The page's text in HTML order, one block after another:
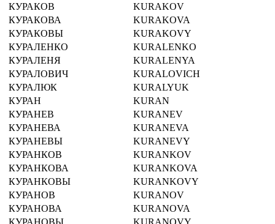
КУРАКОВ
KURAKOV
КУРАКОВА
KURAKOVA
КУРАКОВЫ
KURAKOVY
КУРАЛЕНКО
KURALENKO
КУРАЛЕНЯ
KURALENYA
КУРАЛОВИЧ
KURALOVICH
КУРАЛЮК
KURALYUK
КУРАН
KURAN
КУРАНЕВ
KURANEV
КУРАНЕВА
KURANEVA
КУРАНЕВЫ
KURANEVY
КУРАНКОВ
KURANKOV
КУРАНКОВА
KURANKOVA
КУРАНКОВЫ
KURANKOVY
КУРАНОВ
KURANOV
КУРАНОВА
KURANOVA
КУРАНОВЫ
KURANOVY